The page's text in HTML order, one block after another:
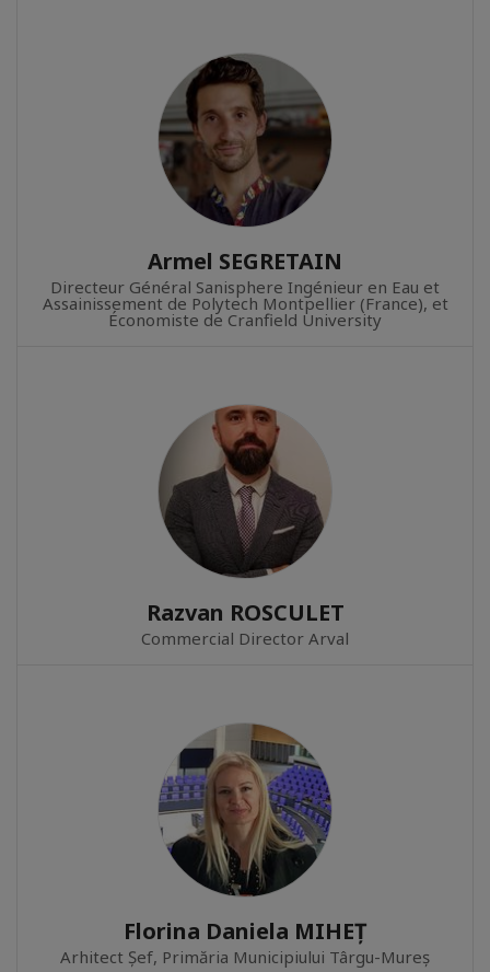
Armel SEGRETAIN
Directeur Général Sanisphere Ingénieur en Eau et
Assainissement de Polytech Montpellier (France), et
Économiste de Cranfield University
Razvan ROSCULET
Commercial Director Arval
Florina Daniela MIHEȚ
Arhitect Șef, Primăria Municipiului Târgu-Mureș